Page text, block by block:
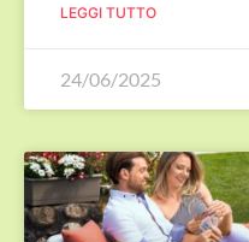
LEGGI TUTTO
24/06/2025